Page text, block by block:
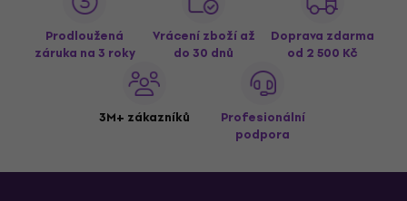
Prodloužená
záruka na 3 roky
Vrácení zboží až
do 30 dnů
Doprava zdarma
od 2 500 Kč
3M+ zákazníků
Profesionální
podpora